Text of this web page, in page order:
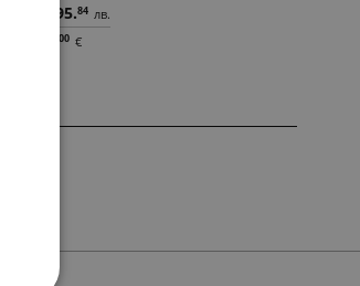
95.84 лв.
00 €